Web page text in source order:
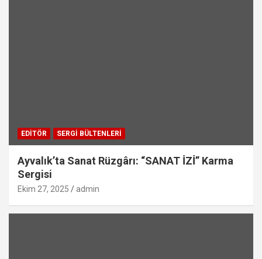
EDITÖR SERGI BÜLTENLERI
Ayvalık’ta Sanat Rüzgârı: “SANAT İZİ” Karma
Sergisi
Ekim 27, 2025 admin